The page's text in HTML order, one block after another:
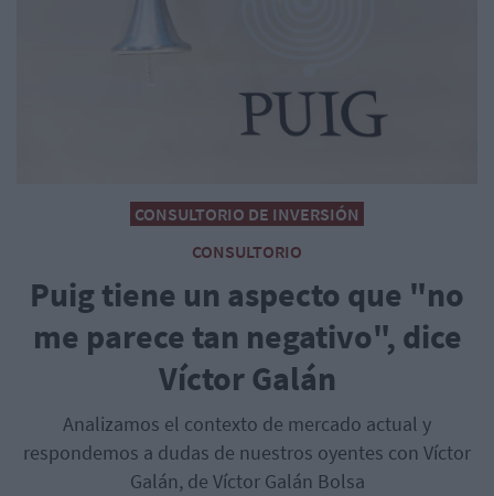
CONSULTORIO DE INVERSIÓN
CONSULTORIO
Puig tiene un aspecto que "no
me parece tan negativo", dice
Víctor Galán
Analizamos el contexto de mercado actual y
respondemos a dudas de nuestros oyentes con Víctor
Galán, de Víctor Galán Bolsa